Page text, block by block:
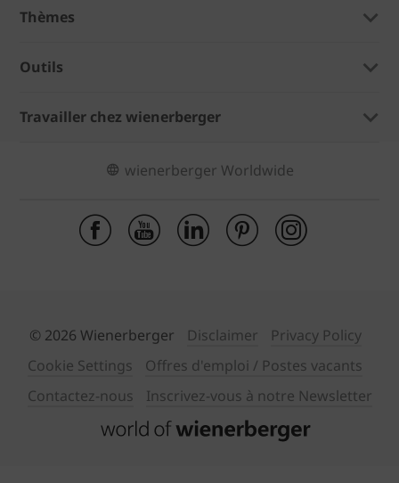
Thèmes
Outils
Travailler chez wienerberger
wienerberger Worldwide
© 2026 Wienerberger Disclaimer
Privacy Policy
Cookie Settings
Offres d'emploi / Postes vacants
Contactez-nous
Inscrivez-vous à notre Newsletter